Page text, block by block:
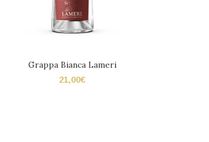
Grappa Bianca Lameri
21,00€